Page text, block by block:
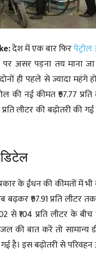
देश में एक बार फिर
असर पड़ना तय माना
ही पहले से ज्यादा महंगे
की नई कीमत ₹97.77
प्रति लीटर की बढ़ोतरी की
के ईंधन की कीमतों में
बढ़कर ₹97.91 प्रति लीटर
से ₹104 प्रति लीटर के
की बात करें तो सामान्य
गई है। इस बढ़ोतरी से